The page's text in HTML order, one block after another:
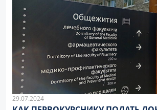
29.07.2024